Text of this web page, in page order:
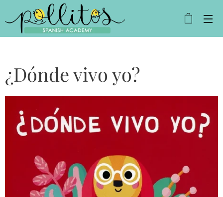
¿Dónde vivo yo?